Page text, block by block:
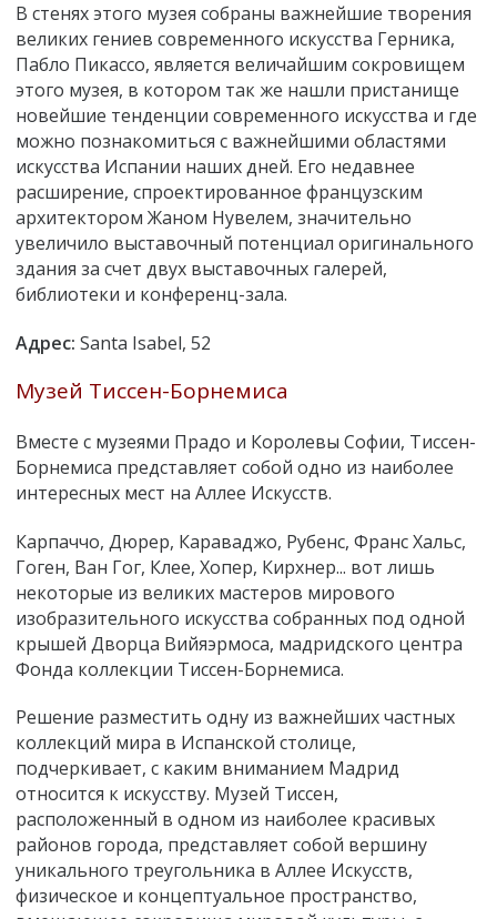
В стенях этого музея собраны важнейшие творения
великих гениев современного искусства Герника,
Пабло Пикассо, является величайшим сокровищем
этого музея, в котором так же нашли пристанище
новейшие тенденции современного искусства и где
можно познакомиться с важнейшими областями
искусства Испании наших дней. Его недавнее
расширение, спроектированное французским
архитектором Жаном Нувелем, значительно
увеличило выставочный потенциал оригинального
здания за счет двух выставочных галерей,
библиотеки и конференц-зала.
Адрес: Santa Isabel, 52
Музей Тиссен-Борнемиса
Вместе с музеями Прадо и Королевы Софии, Тиссен-
Борнемиса представляет собой одно из наиболее
интересных мест на Аллее Искусств.
Карпаччо, Дюрер, Караваджо, Рубенс, Франс Хальс,
Гоген, Ван Гог, Клее, Хопер, Кирхнер... вот лишь
некоторые из великих мастеров мирового
изобразительного искусства собранных под одной
крышей Дворца Вийяэрмоса, мадридского центра
Фонда коллекции Тиссен-Борнемиса.
Решение разместить одну из важнейших частных
коллекций мира в Испанской столице,
подчеркивает, с каким вниманием Мадрид
относится к искусству. Музей Тиссен,
расположенный в одном из наиболее красивых
районов города, представляет собой вершину
уникального треугольника в Аллее Искусств,
физическое и концептуальное пространство,